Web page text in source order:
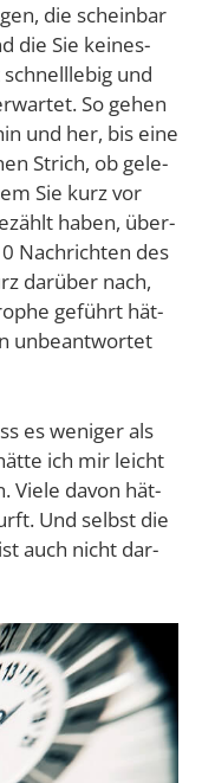
die schein­bar
die Sie kei­nes­
und
So gehen
und her, bis eine
Strich, ob gele­
Sie kurz vor
haben, über­
Nach­rich­ten des
dar­über nach,
geführt hät­
unbe­ant­wor­tet
es weni­ger als
ich mir leicht
Vie­le davon hät­
Und selbst die
auch nicht dar­